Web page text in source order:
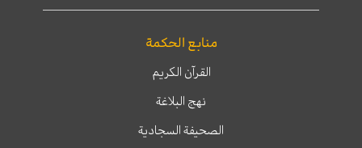
منابع الحكمة
القرآن الكريم
نهج البلاغة
الصحيفة السجادية